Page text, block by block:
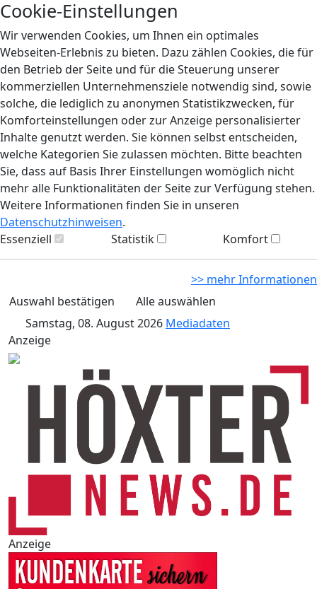
Cookie-Einstellungen
Wir verwenden Cookies, um Ihnen ein optimales
Webseiten-Erlebnis zu bieten. Dazu zählen Cookies, die für
den Betrieb der Seite und für die Steuerung unserer
kommerziellen Unternehmensziele notwendig sind, sowie
solche, die lediglich zu anonymen Statistikzwecken, für
Komforteinstellungen oder zur Anzeige personalisierter
Inhalte genutzt werden. Sie können selbst entscheiden,
welche Kategorien Sie zulassen möchten. Bitte beachten
Sie, dass auf Basis Ihrer Einstellungen womöglich nicht
mehr alle Funktionalitäten der Seite zur Verfügung stehen.
Weitere Informationen finden Sie in unseren
Datenschutzhinweisen.
Essenziell
Statistik Komfort
>> mehr Informationen
Auswahl bestätigen
Alle auswählen
Samstag, 08. August 2026 Mediadaten
Anzeige
Anzeige